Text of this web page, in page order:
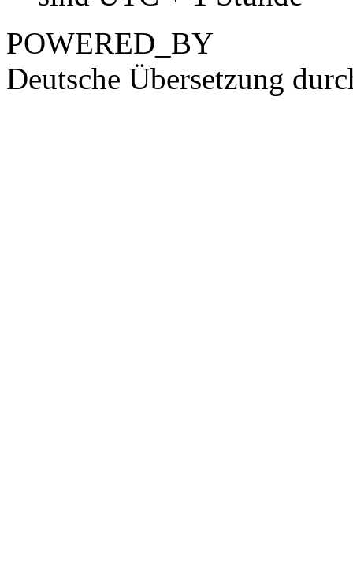
POWERED_BY
Deutsche Übersetzung